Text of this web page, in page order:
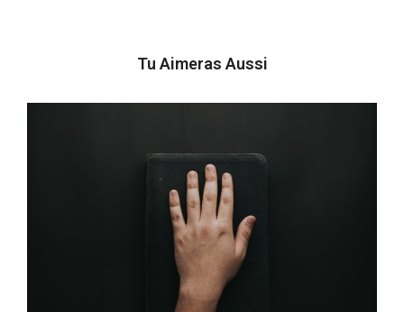
Tu Aimeras Aussi